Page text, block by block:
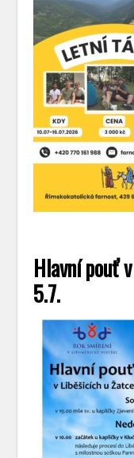
Hlavní pouť
5.7.